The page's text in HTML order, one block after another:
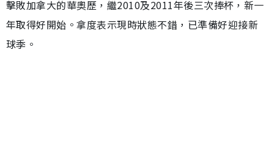
擊敗加拿大的華奧歷，繼2010及2011年後三次捧杯，新一
年取得好開始。拿度表示現時狀態不錯，已準備好迎接新
球季。